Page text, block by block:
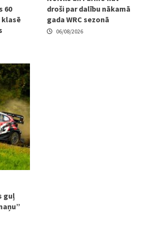
60
klasē
droši par dalību nākamā
gada WRC sezonā
06/08/2026
guļ